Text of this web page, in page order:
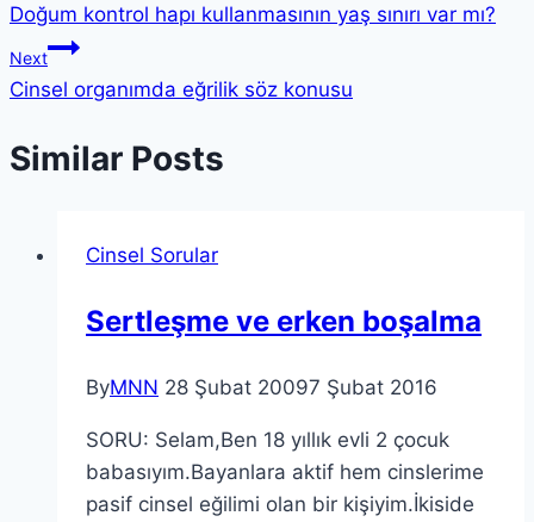
Doğum kontrol hapı kullanmasının yaş sınırı var mı?
Next
Cinsel organımda eğrilik söz konusu
Similar Posts
Cinsel Sorular
Sertleşme ve erken boşalma
ByMNN 28 Şubat 20097 Şubat 2016
SORU: Selam,Ben 18 yıllık evli 2 çocuk
babasıyım.Bayanlara aktif hem cinslerime
pasif cinsel eğilimi olan bir kişiyim.İkiside